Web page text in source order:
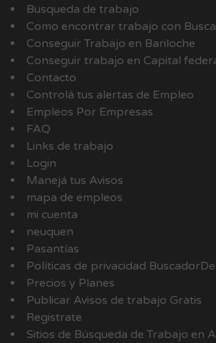
Busqueda de trabajo
Como encontrar trabajo con
Conseguir Trabajo en Bariloche
Conseguir trabajo en Capital
Contacto
Controlá tus alertas de Empleo
Empleos Por Empresas
FAQ
Links de trabajo
Login
Manejá tus Avisos
mapa de empleos
mi cuenta
neuquen
Pasantías
Políticas de privacidad
Precios y Planes
Publicar Avisos de trabajo Gratis
Registrate
Sitios de Búsqueda de Trabajo en